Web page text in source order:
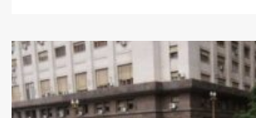
No
bombardeen
Argentina